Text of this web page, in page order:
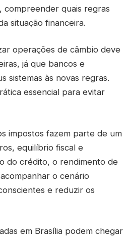
compreender quais regras
situação financeira.
operações de câmbio deve
já que bancos e
sistemas às novas regras.
essencial para evitar
impostos fazem parte de um
equilíbrio fiscal e
do crédito, o rendimento de
o cenário
e reduzir os
em Brasília podem chegar